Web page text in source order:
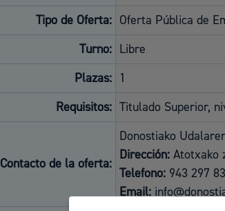
Tipo de Oferta: Oferta Pública de
Turno: Libre
Plazas: 1
Requisitos: Titulado Superior,
Contacto de la oferta:
Donostiako
Dirección: Atotxako
Telefono: 943 297
Email: